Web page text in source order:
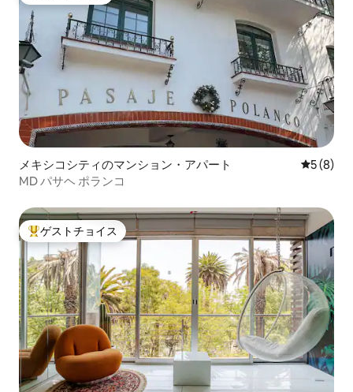
メキシコシティのマンション・アパート レビュー
5 (8)
MD パサヘ ポランコ
大好評のゲストチョイスです。
ゲストチョイス